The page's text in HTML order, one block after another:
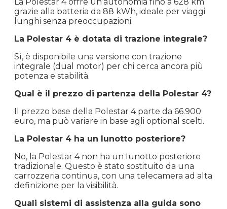
La Polestar 4 offre un’autonomia fino a 628 km
grazie alla batteria da 88 kWh, ideale per viaggi
lunghi senza preoccupazioni.
La Polestar 4 è dotata di trazione integrale?
Sì, è disponibile una versione con trazione
integrale (dual motor) per chi cerca ancora più
potenza e stabilità.
Qual è il prezzo di partenza della Polestar 4?
Il prezzo base della Polestar 4 parte da 66.900
euro, ma può variare in base agli optional scelti.
La Polestar 4 ha un lunotto posteriore?
No, la Polestar 4 non ha un lunotto posteriore
tradizionale. Questo è stato sostituito da una
carrozzeria continua, con una telecamera ad alta
definizione per la visibilità.
Quali sistemi di assistenza alla guida sono